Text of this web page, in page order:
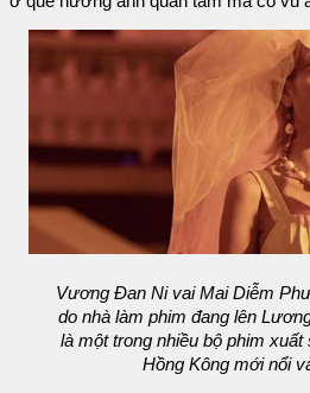
Vương Đan Ni vai Mai Diễm
do nhà làm phim đang lên
là một trong nhiều bộ phim
Hồng Kông mới nổi